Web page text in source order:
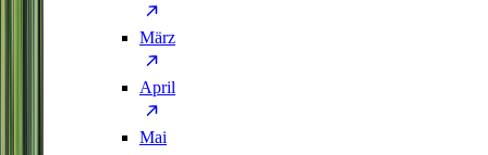
März
April
Mai